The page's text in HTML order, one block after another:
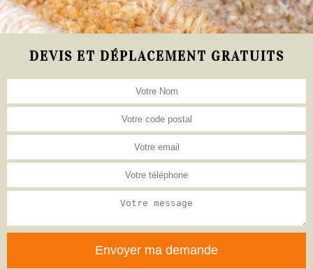
DEVIS ET DÉPLACEMENT GRATUITS